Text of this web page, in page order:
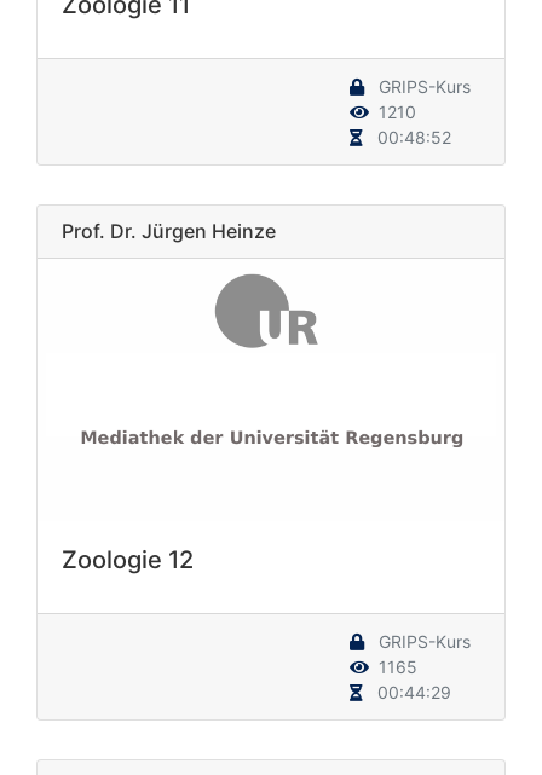
GRIPS-Kurs
1210
00:48:52
Prof. Dr. Jürgen Heinze
Zoologie 12
GRIPS-Kurs
1165
00:44:29